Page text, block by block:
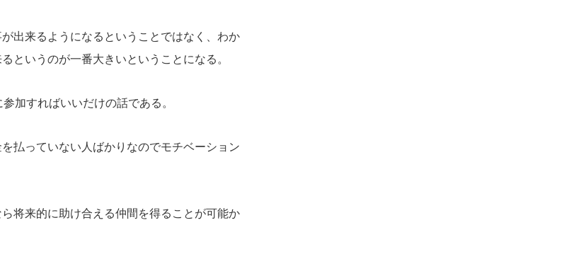
出来るようになるということではなく、わか
というのが一番大きいということになる。
加すればいいだけの話である。
払っていない人ばかりなのでモチベーション
将来的に助け合える仲間を得ることが可能か